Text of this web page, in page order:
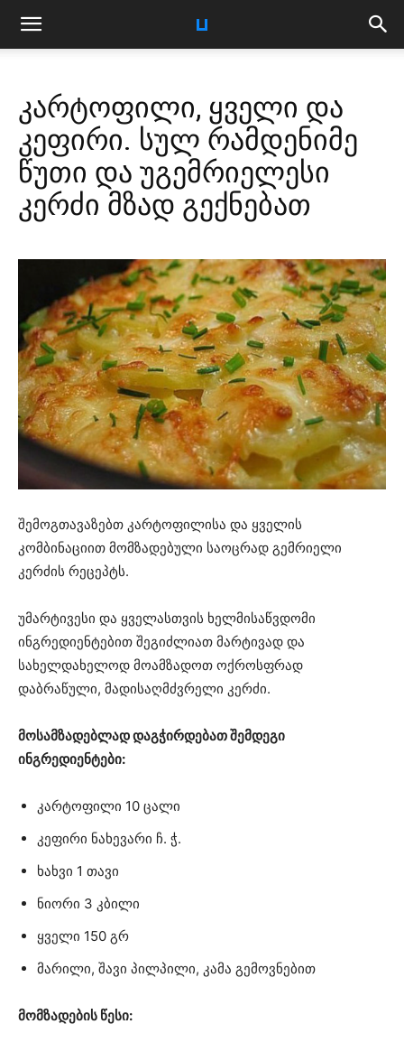
კარტოფილი, ყველი და
კეფირი. სულ რამდენიმე
წუთი და უგემრიელესი
კერძი მზად გექნებათ
შემოგთავაზებთ კარტოფილისა და ყველის
კომბინაციით მომზადებული საოცრად გემრიელი
კერძის რეცეპტს.
უმარტივესი და ყველასთვის ხელმისაწვდომი
ინგრედიენტებით შეგიძლიათ მარტივად და
სახელდახელოდ მოამზადოთ ოქროსფრად
დაბრაწული, მადისაღმძვრელი კერძი.
მოსამზადებლად დაგჭირდებათ შემდეგი
ინგრედიენტები:
კარტოფილი 10 ცალი
კეფირი ნახევარი ჩ. ჭ.
ხახვი 1 თავი
ნიორი 3 კბილი
ყველი 150 გრ
მარილი, შავი პილპილი, კამა გემოვნებით
მომზადების წესი: